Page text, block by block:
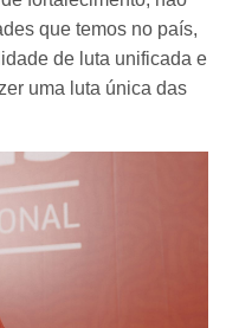
que temos no país,
de luta unificada e
uma luta única das